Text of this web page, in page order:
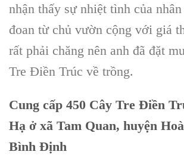
nhận thấy sự nhiệt tình của
đoan từ chủ vườn cộng với giá
rất phải chăng nên anh đã đặt
Tre Điền Trúc về trồng.
Cung cấp 450 Cây Tre Điền
Hạ ở xã Tam Quan, huyện
Bình Định